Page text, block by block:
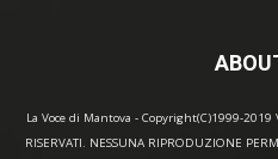
La Voce di Mantova - Copyright(C)1999-2019
RISERVATI. NESSUNA RIPRODUZIONE